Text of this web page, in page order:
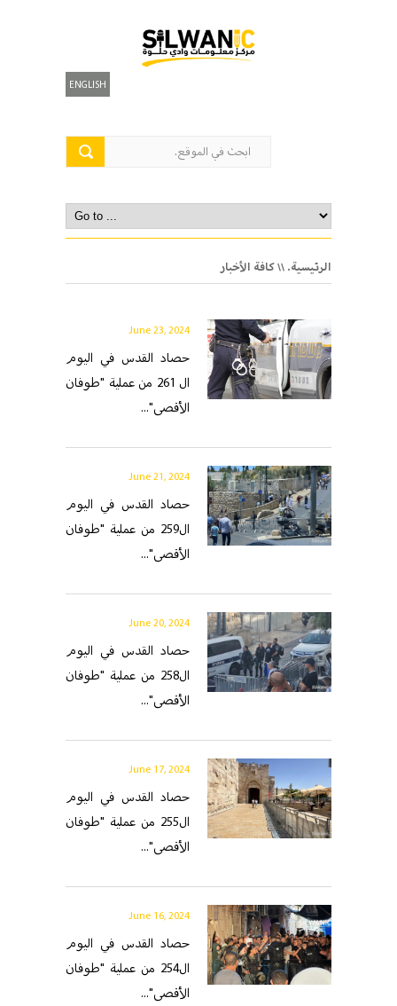
ENGLISH
الرئيسية.\\ كافة الأخبار
June 23, 2024
حصاد القدس في اليوم
ال 261 من عملية "طوفان
الأقصى"...
June 21, 2024
حصاد القدس في اليوم
ال259 من عملية "طوفان
الأقصى"...
June 20, 2024
حصاد القدس في اليوم
ال258 من عملية "طوفان
الأقصى"...
June 17, 2024
حصاد القدس في اليوم
ال255 من عملية "طوفان
الأقصى"...
June 16, 2024
حصاد القدس في اليوم
ال254 من عملية "طوفان
الأقصى"...